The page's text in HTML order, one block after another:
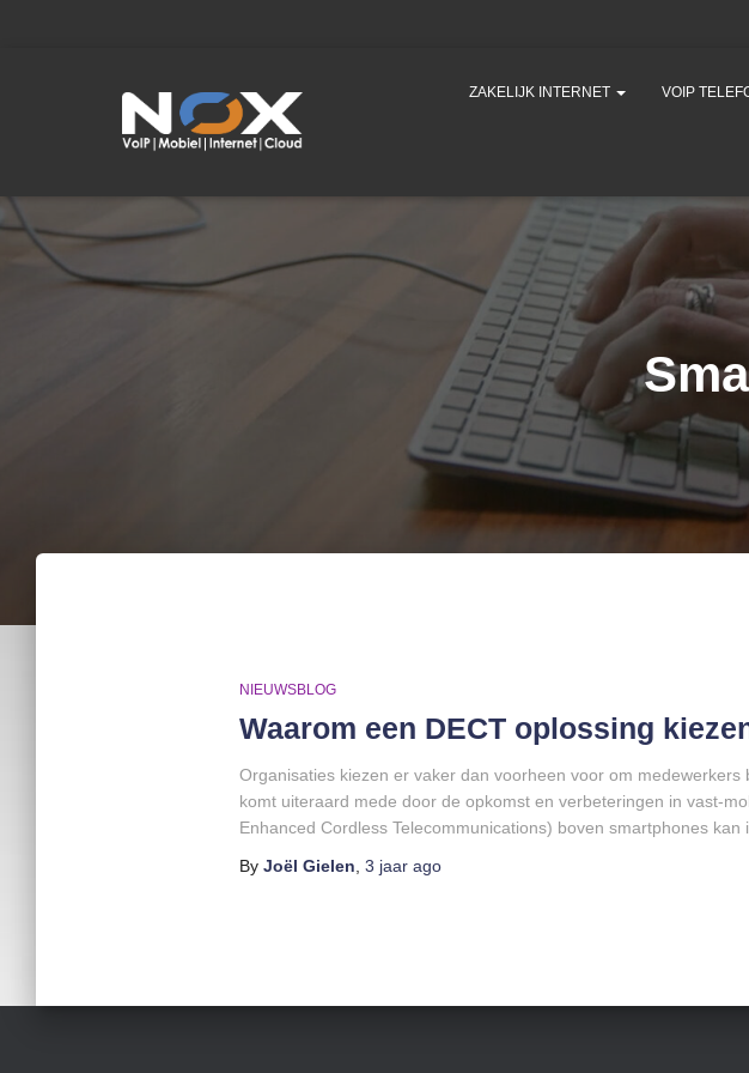
ZAKELIJK INTERNET VOIP
NIEUWSBLOG
Waarom een DECT oplossing
Organisaties kiezen er vaker dan voorheen voor om
komt uiteraard mede door de opkomst en verbeteringen in vast-
Enhanced Cordless Telecommunications) boven smartphones kan
By Joël Gielen 3 jaarago